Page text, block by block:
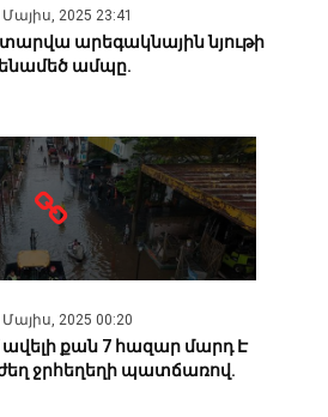
Մայիս, 2025 23:41
տարվա արեգակնային նյութի
ամպը.
Մայիս, 2025 00:20
ավելի քան 7 հազար մարդ Է
ջրհեղեղի պատճառով.